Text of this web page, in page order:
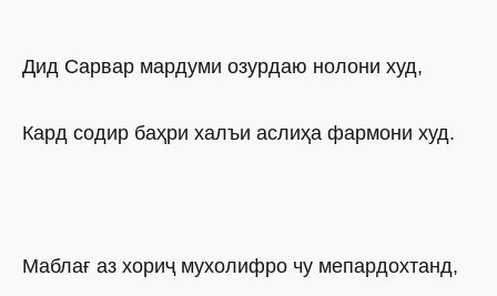
Дид Сарвар мардуми озурдаю нолони худ,
Кард содир баҳри халъи аслиҳа фармони худ.
Маблағ аз хориҷ мухолифро чу мепардохтанд,